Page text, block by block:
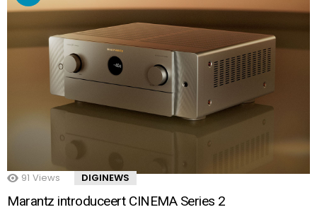
91 Views DIGINEWS
Marantz introduceert CINEMA Series 2